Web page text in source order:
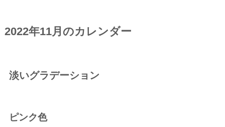
2022年11月のカレンダー
淡いグラデーション
ピンク色